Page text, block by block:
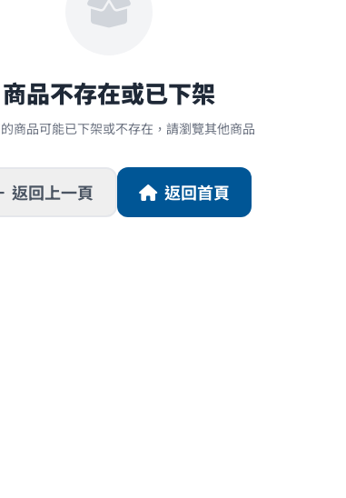
商品不存在或已下架
商品可能已下架或不存在，請瀏覽其他商品
返回上一頁 返回首頁